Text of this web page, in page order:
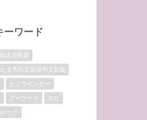
ーワード
送局長賞
ま市民文芸俳句文芸賞
たこウインナー
アーケード
エビ
ーク